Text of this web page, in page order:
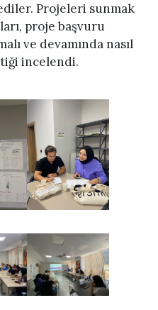
Projeleri sunmak
proje başvuru
ve devamında nasıl
incelendi.